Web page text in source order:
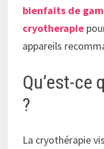
bienfaits de
cryotherapie
appareils
Qu’est-ce
?
La cryothérapie